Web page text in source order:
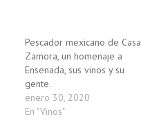
Pescador mexicano de Casa
Zamora, un homenaje a
Ensenada, sus vinos y su
gente.
enero 30, 2020
En "Vinos"